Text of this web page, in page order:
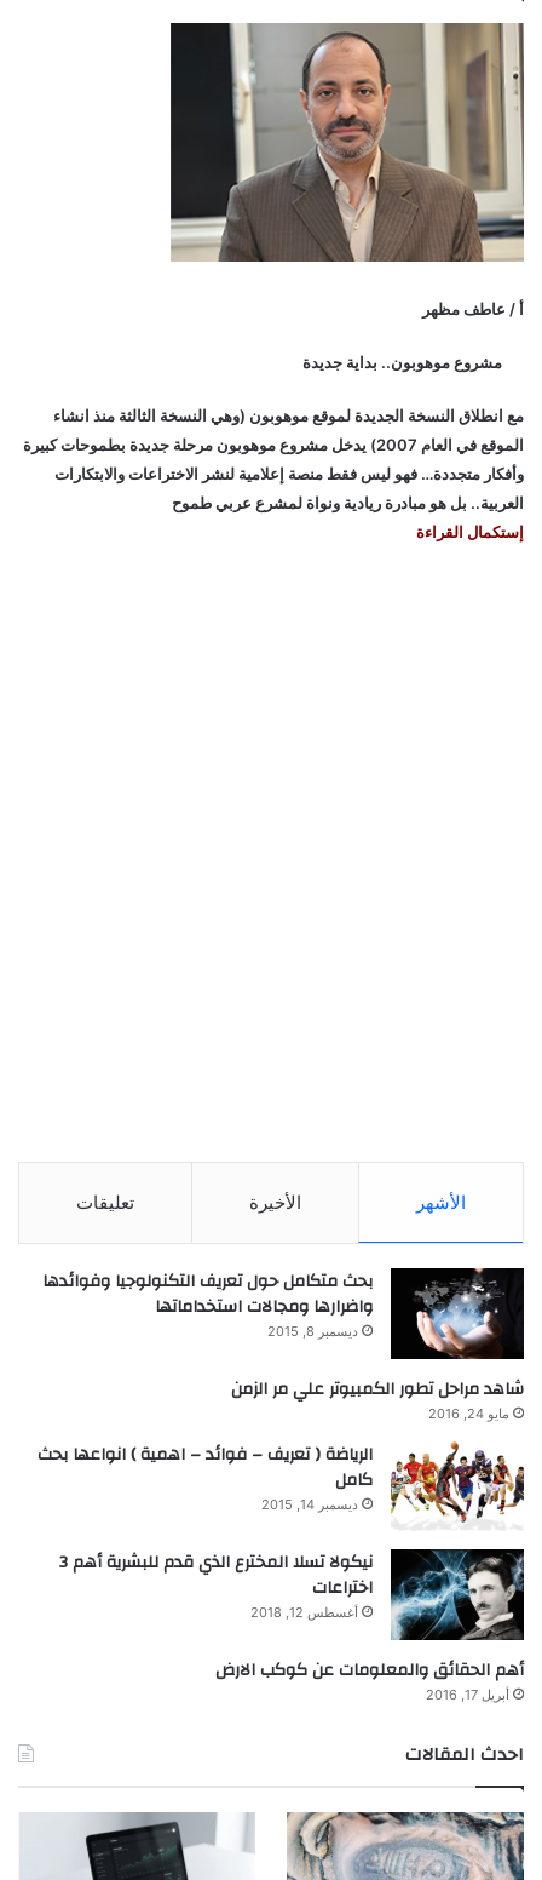
أ / عاطف مظهر
مشروع موهوبون.. بداية جديدة
مع انطلاق النسخة الجديدة لموقع موهوبون (وهي النسخة الثالثة منذ انشاء
الموقع في العام 2007) يدخل مشروع موهوبون مرحلة جديدة بطموحات كبيرة
وأفكار متجددة… فهو ليس فقط منصة إعلامية لنشر الاختراعات والابتكارات
العربية.. بل هو مبادرة ريادية ونواة لمشرع عربي طموح
إستكمال القراءة
الأشهر الأخيرة تعليقات
بحث متكامل حول تعريف التكنولوجيا وفوائدها
واضرارها ومجالات استخداماتها
ديسمبر 8, 2015
شاهد مراحل تطور الكمبيوتر علي مر الزمن
مايو 24, 2016
الرياضة ( تعريف – فوائد – اهمية ) انواعها بحث
كامل
ديسمبر 14, 2015
نيكولا تسلا المخترع الذي قدم للبشرية أهم 3
اختراعات
أغسطس 12, 2018
أهم الحقائق والمعلومات عن كوكب الارض
أبريل 17, 2016
احدث المقالات